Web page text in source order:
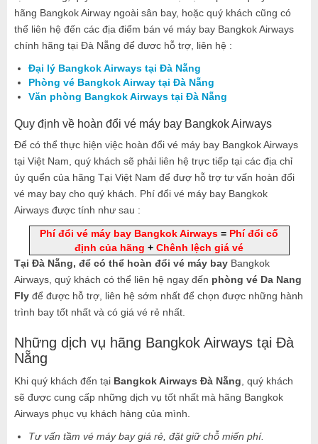
hãng Bangkok Airway ngoài sân bay, hoặc quý khách cũng có
thể liên hệ đến các địa điểm bán vé máy bay Bangkok Airways
chính hãng tại Đà Nẵng để đươc hỗ trợ, liên hệ :
Đại lý Bangkok Airways tại Đà Nẵng
Phòng vé Bangkok Airway tại Đà Nẵng
Văn phòng Bangkok Airways tại Đà Nẵng
Quy định về hoàn đổi vé máy bay Bangkok Airways
Để có thể thực hiện việc hoàn đổi vé máy bay Bangkok Airways
tại Việt Nam, quý khách sẽ phải liên hệ trực tiếp tại các địa chỉ
ủy quển của hãng Tại Việt Nam để đượ hỗ trợ tư vấn hoàn đổi
vé may bay cho quý khách. Phí đổi vé máy bay Bangkok
Airways được tính như sau :
Phí đổi vé máy bay Bangkok Airways = Phí đổi cố
định của hãng + Chênh lệch giá vé
Tại Đà Nẵng, để có thể hoàn đổi vé máy bay Bangkok
Airways, quý khách có thể liên hệ ngay đến phòng vé Da Nang
Fly để được hỗ trợ, liên hệ sớm nhất để chọn được những hành
trình bay tốt nhất và có giá vé rẻ nhất.
Những dịch vụ hãng Bangkok Airways tại Đà
Nẵng
Khi quý khách đến tại Bangkok Airways Đà Nẵng, quý khách
sẽ được cung cấp những dịch vụ tốt nhất mà hãng Bangkok
Airways phục vụ khách hàng của mình.
Tư vấn tầm vé máy bay giá rẻ, đặt giữ chỗ miến phí.